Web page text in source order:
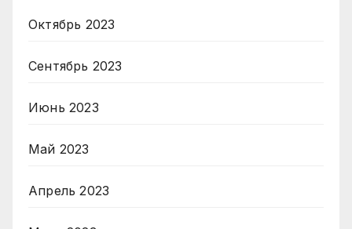
Октябрь 2023
Сентябрь 2023
Июнь 2023
Май 2023
Апрель 2023